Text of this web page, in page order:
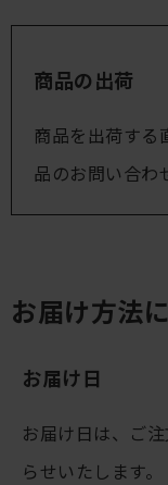
商品の出荷
商品を出荷する
品のお問い合わ
お届け方法
お届け日
お届け日は、ご
らせいたします。